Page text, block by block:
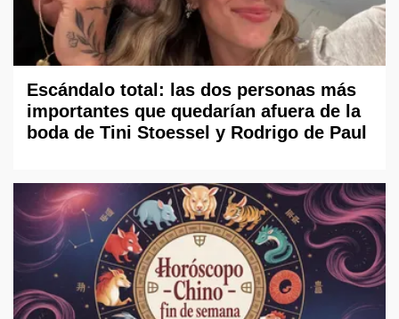
Escándalo total: las dos personas más
importantes que quedarían afuera de la
boda de Tini Stoessel y Rodrigo de Paul